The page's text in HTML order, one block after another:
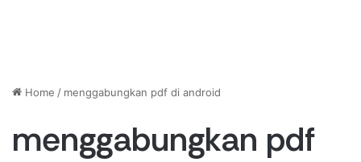
Home / menggabungkan pdf di android
menggabungkan pdf